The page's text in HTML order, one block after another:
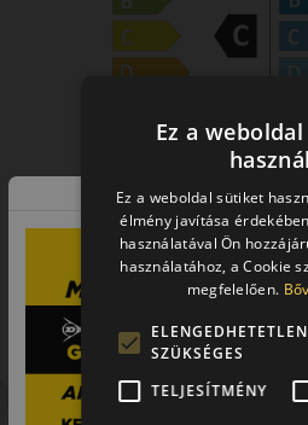
Figyelem a feltüntetett címke
jellegűek. Előfordulhat, hogy
ellátott abroncs kerül kiszállításra.
Ez a
használ
Ez a weboldal sütiket
élmény javítása
használatával Ön
használatához, a Cookie
megfelelően.
SZÜKSÉGES
TELJESÍTMÉNY